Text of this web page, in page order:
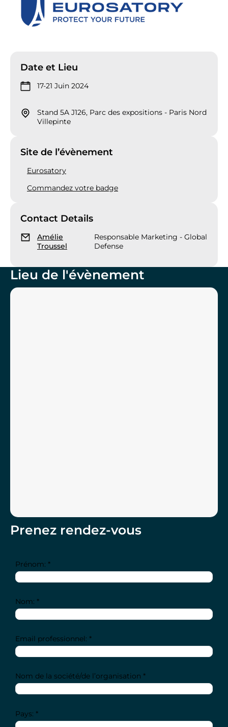
Date et Lieu
17-21 Juin 2024
Stand 5A J126, Parc des expositions - Paris Nord
Villepinte
Site de l’évènement
Eurosatory
Commandez votre badge
Contact Details
Amélie
Troussel
Responsable Marketing - Global
Defense
Lieu de l'évènement
Prenez rendez-vous
Prénom: *
Nom: *
Email professionnel: *
Nom de la société/de l’organisation *
Pays: *